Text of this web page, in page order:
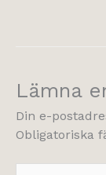
Lämna
Din e-
Obligatoriska